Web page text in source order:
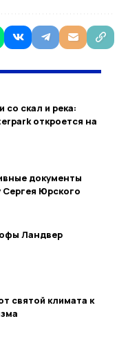
со скал и река:
откроется на
документы
Юрского
Ландвер
святой климата к